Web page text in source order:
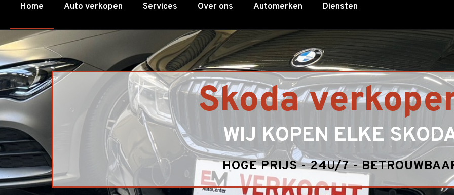
Home Auto verkopen Services Over ons Automerken Diensten
Skoda
WIJ KOPEN ELKE
HOGE PRIJS - 24U/7 -